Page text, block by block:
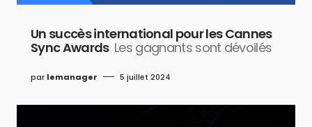
Un succès international pour les Cannes
Sync Awards Les gagnants sont dévoilés
par lemanager 5 juillet 2024